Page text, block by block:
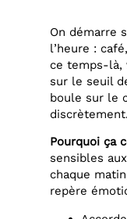
On démarre
l’heure :
ce temps-là,
sur le seuil
boule sur le
discrètement.
Pourquoi ça
sensibles
chaque
repère